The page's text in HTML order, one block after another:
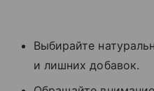
Выбирайте
и лишних добавок.